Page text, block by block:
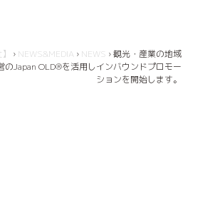
› NEWS&MEDIA › NEWS ›観光・産業の地域
のJapan OLD®を活用しインバウンドプロモー
ションを開始します。